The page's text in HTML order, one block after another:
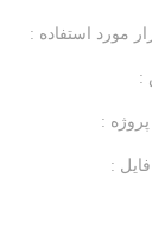
مورد استفاده :
:
:
: